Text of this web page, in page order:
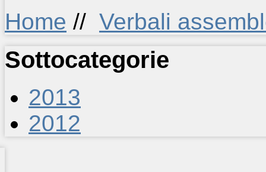
Home // Verbali
Sottocategorie
2013
2012